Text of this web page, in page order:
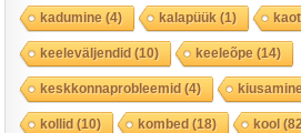
kadumine (4) kalapüük (1)
keeleväljendid(10) keeleõpe (14)
keskkonnaprobleemid(4)
kollid(10) kombed(18) kool